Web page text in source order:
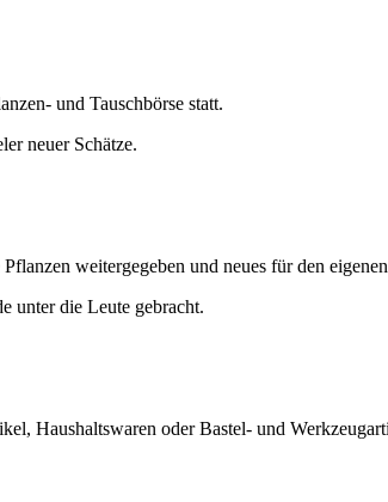
und Tauschbörse statt.
neuer Schätze.
weitergegeben und neues für den
unter die Leute gebracht.
Haushaltswaren oder Bastel- und